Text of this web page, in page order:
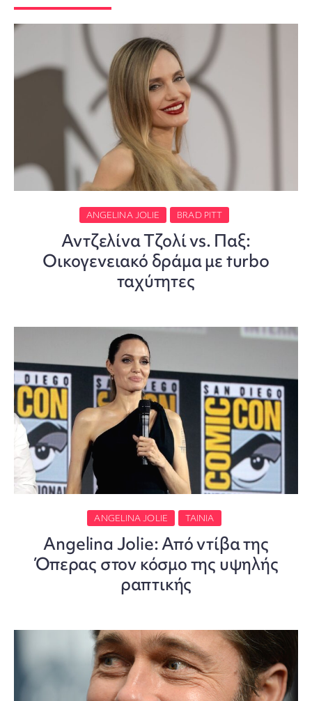
ANGELINA JOLIE BRAD PITT
Αντζελίνα Τζολί vs. Παξ:
Οικογενειακό δράμα με turbo
ταχύτητες
ANGELINA JOLIE ΤΑΙΝΊΑ
Angelina Jolie: Από ντίβα της
Όπερας στον κόσμο της υψηλής
ραπτικής